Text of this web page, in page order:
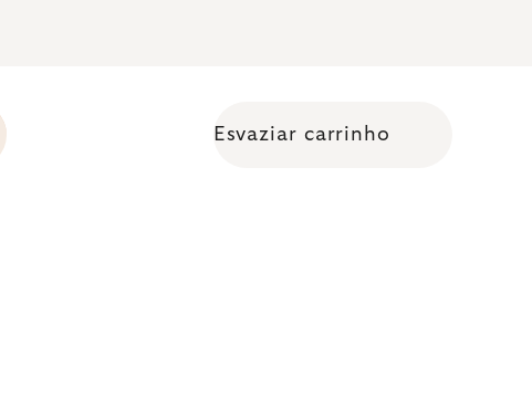
Esvaziar carrinho